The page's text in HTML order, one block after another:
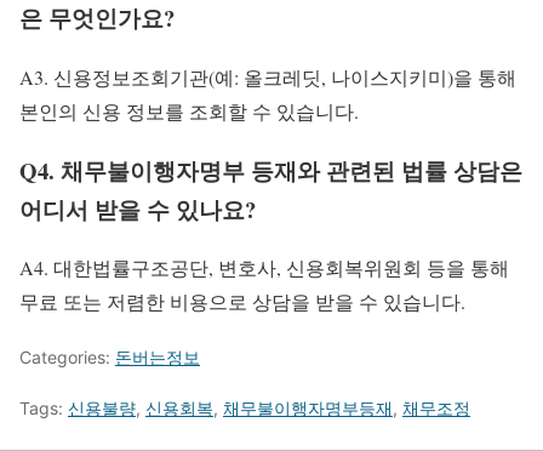
은 무엇인가요?
A3. 신용정보조회기관(예: 올크레딧, 나이스지키미)을 통해
본인의 신용 정보를 조회할 수 있습니다.
Q4. 채무불이행자명부 등재와 관련된 법률 상담은
어디서 받을 수 있나요?
A4. 대한법률구조공단, 변호사, 신용회복위원회 등을 통해
무료 또는 저렴한 비용으로 상담을 받을 수 있습니다.
Categories: 돈버는정보
Tags: 신용불량, 신용회복, 채무불이행자명부등재, 채무조정